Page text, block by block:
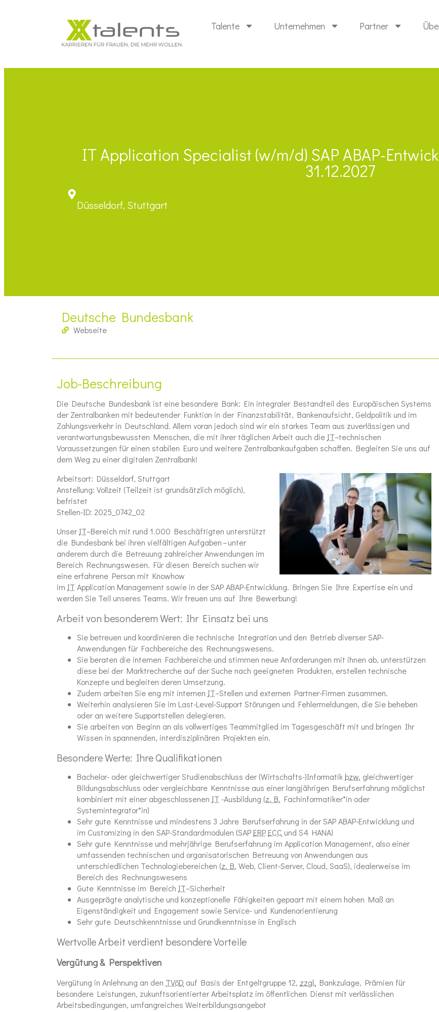
Talente Unternehmen Partner
IT Application Specialist (w/m/d) SAP ABAP-
31.12.2027
Düsseldorf, Stuttgart
Deutsche Bundesbank
Webseite
Job-Beschreibung
Die Deutsche Bundesbank ist eine besondere Bank: Ein integraler Bestandteil des Europäischen Systems
der Zentralbanken mit bedeutender Funktion in der Finanzstabilität, Bankenaufsicht, Geldpolitik und im
Zahlungsverkehr in Deutschland. Allem voran jedoch sind wir ein starkes Team aus zuverlässigen und
verantwortungsbewussten Menschen, die mit ihrer täglichen Arbeit auch die IT–technischen
Voraussetzungen für einen stabilen Euro und weitere Zentralbankaufgaben schaffen. Begleiten Sie uns auf
dem Weg zu einer digitalen Zentralbank!
Arbeitsort: Düsseldorf, Stuttgart
Anstellung: Vollzeit (Teilzeit ist grundsätzlich möglich),
befristet
Stellen-ID: 2025_0742_02
UnserIT–Bereich mit rund 1.000 Beschäftigten unterstützt
die Bundesbank bei ihren vielfältigen Aufgaben – unter
anderem durch die Betreuung zahlreicher Anwendungen im
Bereich Rechnungswesen. Für diesen Bereich suchen wir
eine erfahrene Person mit Knowhow
im IT Application Management sowie in der SAP ABAP-Entwicklung. Bringen Sie Ihre Expertise ein und
werden Sie Teil unseres Teams. Wir freuen uns auf Ihre Bewerbung!
Arbeit von besonderem Wert: Ihr Einsatz bei uns
Sie betreuen und koordinieren die technische Integration und den Betrieb diverser SAP-
Anwendungen für Fachbereiche des Rechnungswesens.
Sie beraten die internen Fachbereiche und stimmen neue Anforderungen mit ihnen ab, unterstützen
diese bei der Marktrecherche auf der Suche nach geeigneten Produkten, erstellen technische
Konzepte und begleiten deren Umsetzung.
Zudem arbeiten Sie eng mit internen IT–Stellen und externen Partner-Firmen zusammen.
Weiterhin analysieren Sie im Last-Level-Support Störungen und Fehlermeldungen, die Sie beheben
oder an weitereSupportstellen delegieren.
Sie arbeiten von Beginn an als vollwertiges Teammitglied im Tagesgeschäft mit und bringen Ihr
Wissen in spannenden, interdisziplinären Projekten ein.
Besondere Werte: Ihre Qualifikationen
Bachelor- oder gleichwertiger Studienabschluss der (Wirtschafts-)Informatik bzw. gleichwertiger
Bildungsabschluss oder vergleichbare Kenntnisse aus einer langjährigen Berufserfahrung möglichst
kombiniert mit einer abgeschlossenen IT -Ausbildung (z. B. Fachinformatiker*in oder
Systemintegrator*in)
Sehr gute Kenntnisse und mindestens 3 Jahre Berufserfahrung in der SAP ABAP-Entwicklung und
im Customizing in den SAP-Standardmodulen (SAP ERP ECC und S4 HANA)
Sehr gute Kenntnisse und mehrjährige Berufserfahrung im Application Management, also einer
umfassenden technischen und organisatorischen Betreuung von Anwendungen aus
unterschiedlichen Technologiebereichen (z. B. Web, Client-Server, Cloud, SaaS), idealerweise im
Bereich des Rechnungswesens
Gute Kenntnisse im Bereich IT–Sicherheit
Ausgeprägte analytische und konzeptionelle Fähigkeiten gepaart mit einem hohen Maß an
Eigenständigkeit und Engagement sowie Service- und Kundenorientierung
Sehr gute Deutschkenntnisse und Grundkenntnisse in Englisch
Wertvolle Arbeit verdient besondere Vorteile
Vergütung & Perspektiven
Vergütung in Anlehnung an den TVöD auf Basis der Entgeltgruppe 12, zzgl. Bankzulage, Prämien für
besondere Leistungen, zukunftsorientierter Arbeitsplatz im öffentlichen Dienst mit verlässlichen
Arbeitsbedingungen, umfangreiches Weiterbildungsangebot